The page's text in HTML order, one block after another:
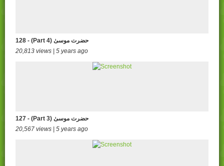
128 - (Part 4) حضرت موسیٰ
20,813 views | 5 years ago
127 - (Part 3) حضرت موسیٰ
20,567 views | 5 years ago